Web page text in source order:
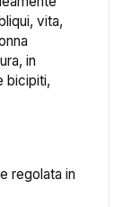
vita,
in
bicipiti,
regolata in